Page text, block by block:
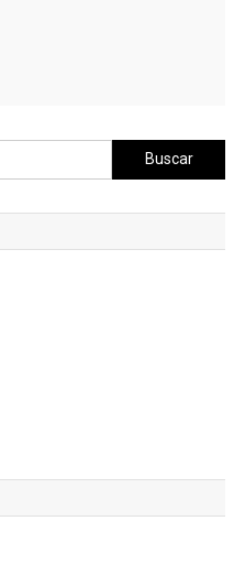
Buscar: